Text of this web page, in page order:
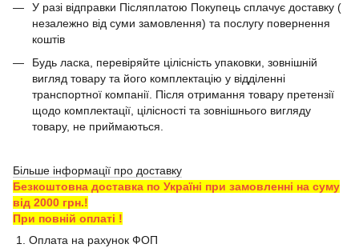
У разі відправки Післяплатою Покупець сплачує доставку (
незалежно від суми замовлення) та послугу повернення
коштів
Будь ласка, перевіряйте цілісність упаковки, зовнішній
вигляд товару та його комплектацію у відділенні
транспортної компанії. Після отримання товару претензії
щодо комплектації, цілісності та зовнішнього вигляду
товару, не приймаються.
Більше інформації про доставку
Безкоштовна доставка по Україні при замовленні на суму
від 2000 грн.!
При повній оплаті !
1. Оплата на рахунок ФОП